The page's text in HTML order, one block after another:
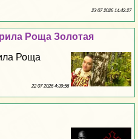
23 07 2026 14:42:27
Роща Золотая
Роща
22 07 2026 4:39:56